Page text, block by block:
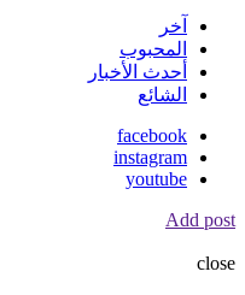
آخر
المحبوب
أحدث الأخبار
الشائع
facebook
instagram
youtube
Add post
close